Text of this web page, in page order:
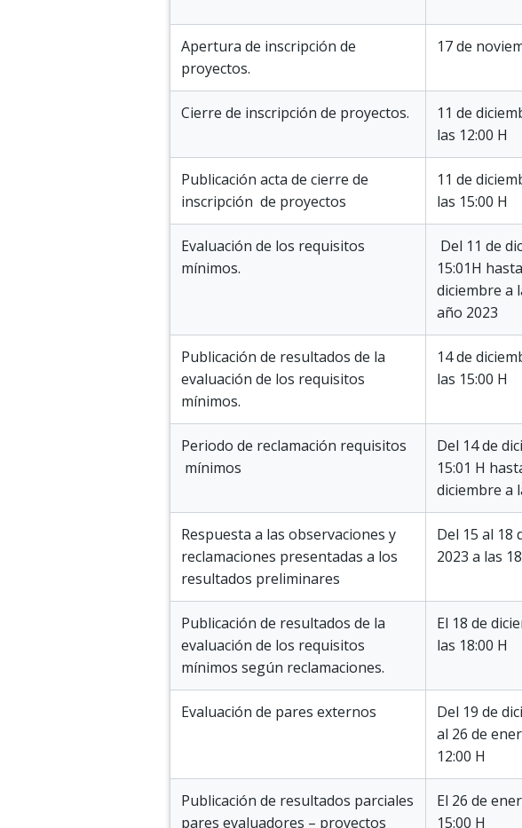
Apertura de inscripción de
proyectos.
17 de
Cierre de inscripción de proyectos.
11 de
las 12:00 H
Publicación acta de cierre de
inscripción de proyectos
11 de
las 15:00 H
Evaluación de los requisitos
mínimos.
Del 11 de
15:01H
diciembre a
año 2023
Publicación de resultados de la
evaluación de los requisitos
mínimos.
14 de
las 15:00 H
Periodo de reclamación requisitos
mínimos
Del 14 de
15:01 H
diciembre a
Respuesta a las observaciones y
reclamaciones presentadas a los
resultados preliminares
Del 15 al 18
2023 a las
Publicación de resultados de la
evaluación de los requisitos
mínimos según reclamaciones.
El 18 de
las 18:00 H
Evaluación de pares externos
Del 19 de
al 26 de
12:00 H
Publicación de resultados parciales
pares evaluadores – proyectos
El 26 de
15:00 H